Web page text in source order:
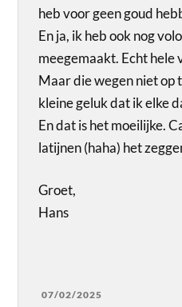
heb voor geen goud
En ja, ik heb ook nog
meegemaakt. Echt hele
Maar die wegen niet op
kleine geluk dat ik elke
En dat is het moeilijke.
latijnen (haha) het
Groet,
Hans
07/02/2025